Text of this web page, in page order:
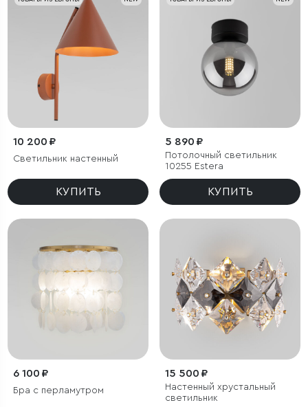
10 200 ₽
Светильник настенный
КУПИТЬ
5 890 ₽
Потолочный светильник
10255 Estera
КУПИТЬ
6 100 ₽
Бра с перламутром
15 500 ₽
Настенный хрустальный
светильник